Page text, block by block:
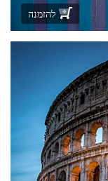
להזמנה